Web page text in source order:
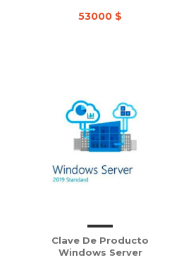
53000 $
Clave De Producto
Windows Server